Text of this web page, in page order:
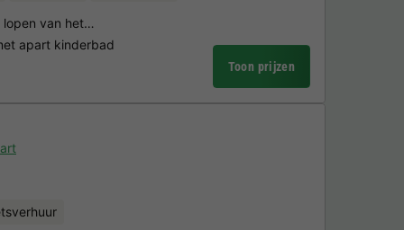
lopen van het…
apart kinderbad
Toon prijzen